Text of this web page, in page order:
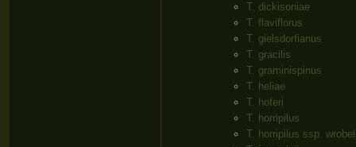
T. dickisoniae
T. flaviflorus
T. gielsdorfianus
T. gracilis
T. graminispinus
T. heliae
T. hoferi
T. horripilus
T. horripilus ssp.